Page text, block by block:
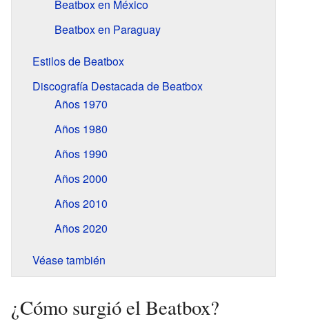
Beatbox en México
Beatbox en Paraguay
Estilos de Beatbox
Discografía Destacada de Beatbox
Años 1970
Años 1980
Años 1990
Años 2000
Años 2010
Años 2020
Véase también
¿Cómo surgió el Beatbox?